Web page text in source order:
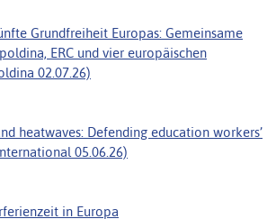
Grundfreiheit Europas: Gemeinsame
ERC und vier europäischen
02.07.26)
heatwaves: Defending education workers’
05.06.26)
in Europa